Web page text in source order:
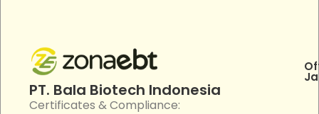
PT. Bala Biotech Indonesia
Certificates & Compliance: